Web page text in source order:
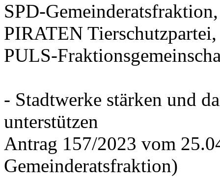
SPD-
PIRATEN Tierschutzpartei,
PULS-
- Stadtwerke stärken und
unterstützen
Antrag 157/2023 vom
Gemeinderatsfraktion)